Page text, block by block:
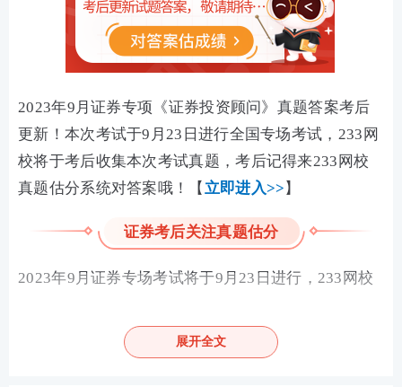
2023年9月证券专项《证券投资顾问》真题答案考后
更新！ 本次考试于9月23日进行全国专场考试，233网
校将于考后收集本次考试真题，考后记得来233网校
真题估分系统对答案哦！【 立即进入>> 】
证券考后关注真题估分
2023年9月证券专场考试将于9月23日进行，233网校
回顾真题对答案~即刻知晓自己的成绩，解决在考试中
遇到的疑难题目，及时解惑！
展开全文